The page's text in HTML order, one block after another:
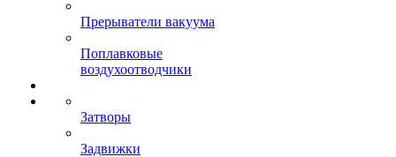
Прерыватели вакуума
Поплавковые
воздухоотводчики
Затворы
Задвижки